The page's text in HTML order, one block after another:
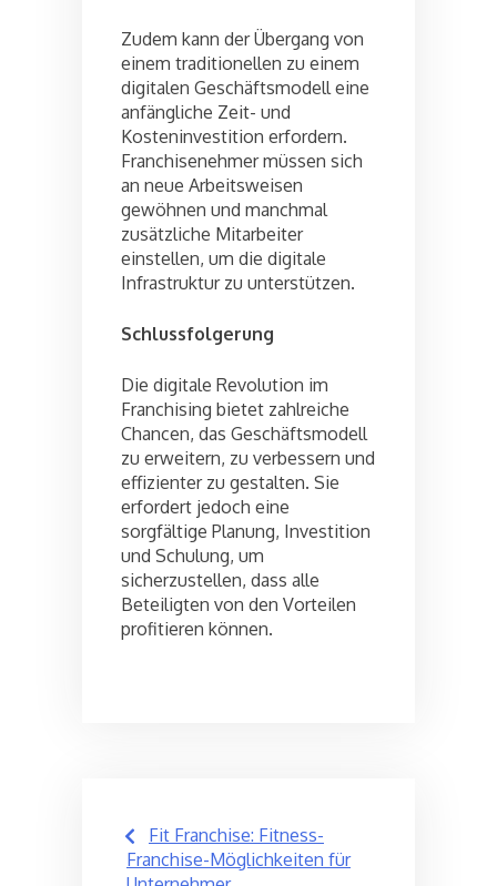
Zudem kann der Übergang von
einem traditionellen zu einem
digitalen Geschäftsmodell eine
anfängliche Zeit- und
Kosteninvestition erfordern.
Franchisenehmer müssen sich
an neue Arbeitsweisen
gewöhnen und manchmal
zusätzliche Mitarbeiter
einstellen, um die digitale
Infrastruktur zu unterstützen.
Schlussfolgerung
Die digitale Revolution im
Franchising bietet zahlreiche
Chancen, das Geschäftsmodell
zu erweitern, zu verbessern und
effizienter zu gestalten. Sie
erfordert jedoch eine
sorgfältige Planung, Investition
und Schulung, um
sicherzustellen, dass alle
Beteiligten von den Vorteilen
profitieren können.
Post
navigation
Fit Franchise: Fitness-
Franchise-Möglichkeiten für